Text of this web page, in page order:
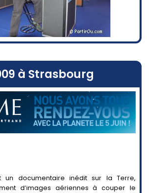
à Strasbourg
un documentaire inédit sur la Terre,
d’images aériennes à couper le